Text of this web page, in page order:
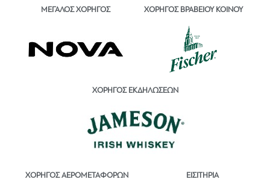
ΜΕΓΑΛΟΣ ΧΟΡΗΓΟΣ ΧΟΡΗΓΟΣ ΒΡΑΒΕΙΟΥ ΚΟΙΝΟΥ
ΧΟΡΗΓΟΣ ΕΚΔΗΛΩΣΕΩΝ
ΧΟΡΗΓΟΣ ΑΕΡΟΜΕΤΑΦΟΡΩΝ ΕΙΣΙΤΗΡΙΑ